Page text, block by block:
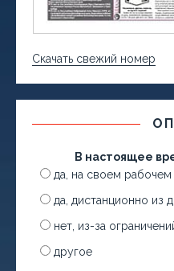
Скачать свежий номер
В настоящее
да, на своем
да, дистанционно из
нет, из-за
другое